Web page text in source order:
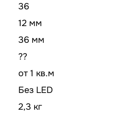
36
12 мм
36 мм
??
от 1 кв.м
Без LED
2,3 кг